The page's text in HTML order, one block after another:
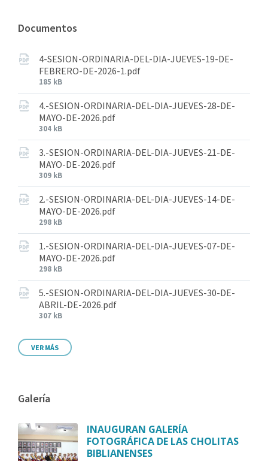
Documentos
4-SESION-ORDINARIA-DEL-DIA-JUEVES-19-DE-
FEBRERO-DE-2026-1.pdf
185 kB
4.-SESION-ORDINARIA-DEL-DIA-JUEVES-28-DE-
MAYO-DE-2026.pdf
304 kB
3.-SESION-ORDINARIA-DEL-DIA-JUEVES-21-DE-
MAYO-DE-2026.pdf
309 kB
2.-SESION-ORDINARIA-DEL-DIA-JUEVES-14-DE-
MAYO-DE-2026.pdf
298 kB
1.-SESION-ORDINARIA-DEL-DIA-JUEVES-07-DE-
MAYO-DE-2026.pdf
298 kB
5.-SESION-ORDINARIA-DEL-DIA-JUEVES-30-DE-
ABRIL-DE-2026.pdf
307 kB
VER MÁS
Galería
INAUGURAN GALERÍA
FOTOGRÁFICA DE LAS CHOLITAS
BIBLIANENSES